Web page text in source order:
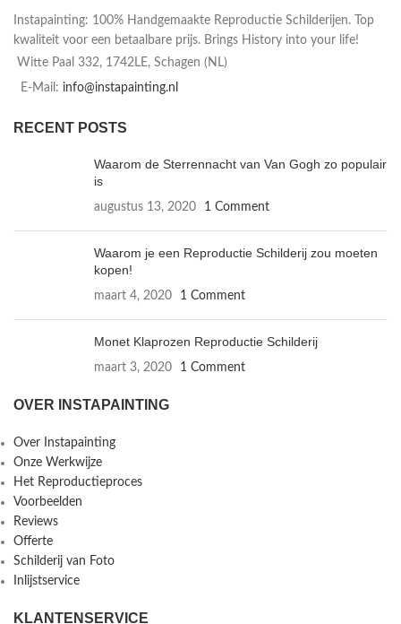
Instapainting: 100% Handgemaakte Reproductie Schilderijen. Top
kwaliteit voor een betaalbare prijs. Brings History into your life!
Witte Paal 332, 1742LE, Schagen (NL)
E-Mail: info@instapainting.nl
RECENT POSTS
Waarom de Sterrennacht van Van Gogh zo populair
is
augustus 13, 2020 1 Comment
Waarom je een Reproductie Schilderij zou moeten
kopen!
maart 4, 2020 1 Comment
Monet Klaprozen Reproductie Schilderij
maart 3, 2020 1 Comment
OVER INSTAPAINTING
Over Instapainting
Onze Werkwijze
Het Reproductieproces
Voorbeelden
Reviews
Offerte
Schilderij van Foto
Inlijstservice
KLANTENSERVICE